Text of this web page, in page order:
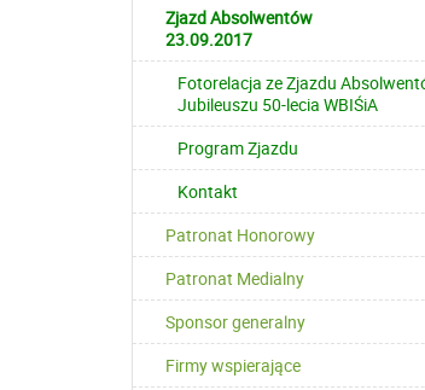
Zjazd Absolwentów
23.09.2017
Fotorelacja ze Zjazdu
Jubileuszu 50-lecia WBIŚiA
Program Zjazdu
Kontakt
Patronat Honorowy
Patronat Medialny
Sponsor generalny
Firmy wspierające